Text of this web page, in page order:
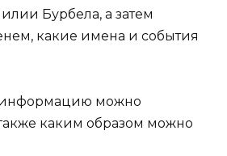
Бурбела, а затем
какие имена и события
информацию можно
каким образом можно